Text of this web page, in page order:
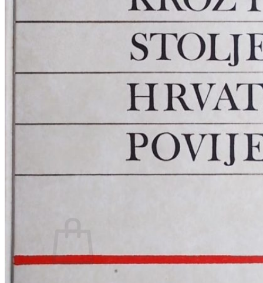
OD RJEČNIKA
RJEČNICI, GRAMATIKE, PRAVOPISI…
STRIPOVI
TEORIJA I POVIJEST KNJIŽEVNOSTI
Otkup knjiga